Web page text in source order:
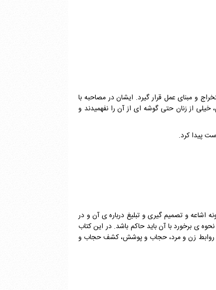
و مبنای عمل قرار گیرد. ایشان در مصاحبه با
از زنان حتی گوشه ای از آن را نفهمیدند و
پیدا کرد.
اشاعه و تصمیم گیری و تبلیغ درباره ی آن و در
ی برخورد با آن باید حاکم باشد. در این کتاب
روابط زن و مرد، حجاب و پوشش، کشف حجاب و